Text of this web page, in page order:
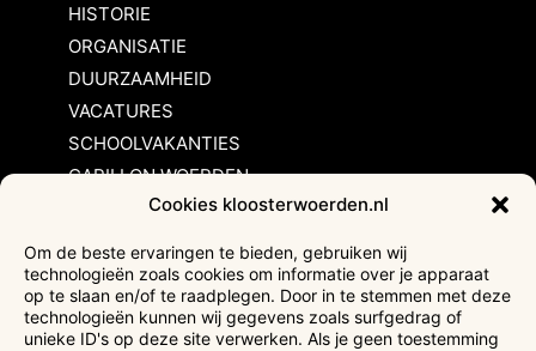
Cookies kloosterwoerden.nl
Om de beste ervaringen te bieden, gebruiken wij
technologieën zoals cookies om informatie over je apparaat
op te slaan en/of te raadplegen. Door in te stemmen met deze
technologieën kunnen wij gegevens zoals surfgedrag of
unieke ID's op deze site verwerken. Als je geen toestemming
HISTORIE
ORGANISATIE
DUURZAAMHEID
VACATURES
SCHOOLVAKANTIES
CARILLON WOERDEN
Inschrijvingsvoorwaarden
Bezoekersvoorwaarden
Huurvoorwaarden
Privacyverklaring